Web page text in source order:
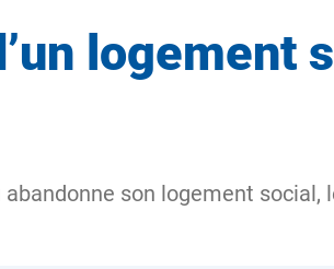
logement
son logement